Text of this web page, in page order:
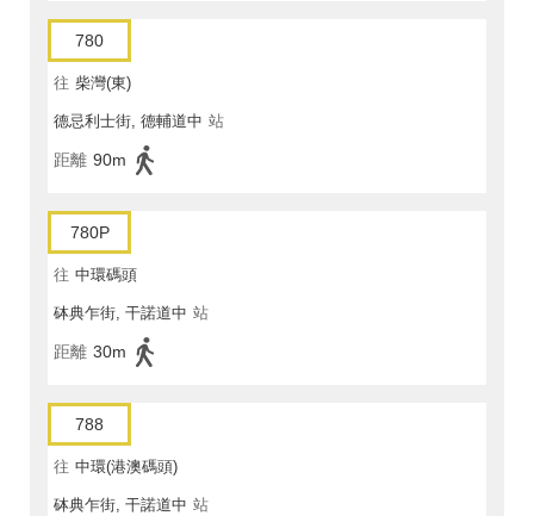
780
往 柴灣(東)
德忌利士街, 德輔道中 站
距離 90m
780P
往 中環碼頭
砵典乍街, 干諾道中 站
距離 30m
788
往 中環(港澳碼頭)
砵典乍街, 干諾道中 站